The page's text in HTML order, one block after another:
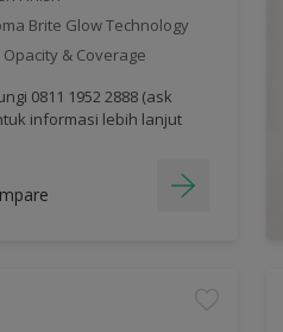
Brite Glow Technology
Opacity & Coverage
0811 1952 2888 (ask
informasi lebih lanjut